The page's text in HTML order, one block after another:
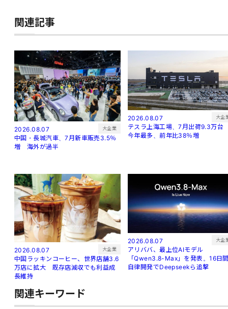
関連記事
2026.08.07 大企業
中国・長城汽車、7月新車販売3.5％
増 海外が過半
2026.08.07 大企
テスラ上海工場、7月出荷9.3万
今年最多、前年比38％増
2026.08.07 大企業
中国ラッキンコーヒー、世界店舗3.6
万店に拡大 既存店減収でも利益成
長維持
2026.08.07 大企
アリババ、最上位AIモデル
「Qwen3.8-Max」を発表。16日
自律開発でDeepseekら追撃
関連キーワード